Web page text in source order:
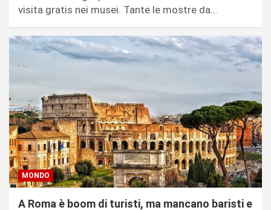
visita gratis nei musei. Tante le mostre da…
MONDO
A Roma è boom di turisti, ma mancano baristi e